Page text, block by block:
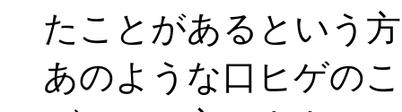
たことがあるという
あのような口ヒゲの